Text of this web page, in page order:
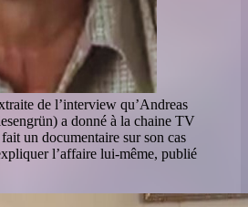
de l’interview qu’Andreas
a donné à la chaine TV
un documentaire sur son cas
l’affaire lui-même, publié